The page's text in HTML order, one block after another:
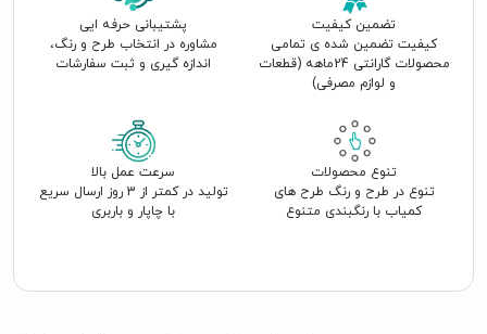
تضمین کیفیت
کیفیت تضمین شده ی تمامی
محصولات گارانتی 24ماهه (قطعات
و لوازم مصرفی)
پشتیبانی حرفه ایی
مشاوره در انتخاب طرح و رنگ،
اندازه گیری و ثبت سفارشات
تنوع محصولات
تنوع در طرح و رنگ طرح های
کمیاب با رنگبندی متنوع
سرعت عمل بالا
تولید در کمتر از 3 روز ارسال سریع
با چاپار و باربری